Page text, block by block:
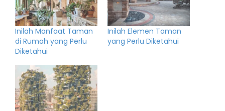
Inilah Manfaat Taman
di Rumah yang Perlu
Diketahui
Inilah Elemen Taman
yang Perlu Diketahui